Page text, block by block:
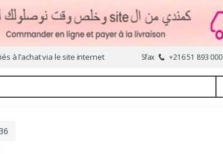
à l’achat via le site internet Sfax +216 51 893 000